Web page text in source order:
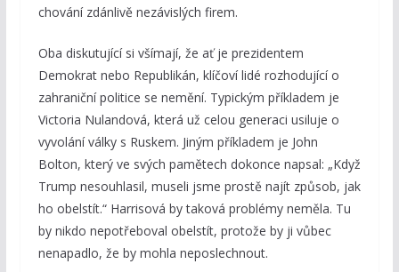
chování zdánlivě nezávislých firem.
Oba diskutující si všímají, že ať je prezidentem
Demokrat nebo Republikán, klíčoví lidé rozhodující o
zahraniční politice se nemění. Typickým příkladem je
Victoria Nulandová, která už celou generaci usiluje o
vyvolání války s Ruskem. Jiným příkladem je John
Bolton, který ve svých pamětech dokonce napsal: „Když
Trump nesouhlasil, museli jsme prostě najít způsob, jak
ho obelstít.“ Harrisová by taková problémy neměla. Tu
by nikdo nepotřeboval obelstít, protože by ji vůbec
nenapadlo, že by mohla neposlechnout.